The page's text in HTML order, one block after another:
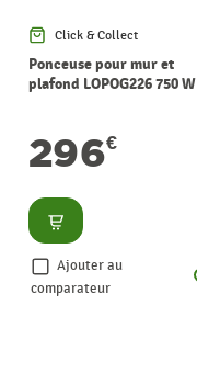
Click & Collect
Ponceuse pour mur et
plafond LOPOG226 750 W
296€
Consulter
Ajouter au
comparateur